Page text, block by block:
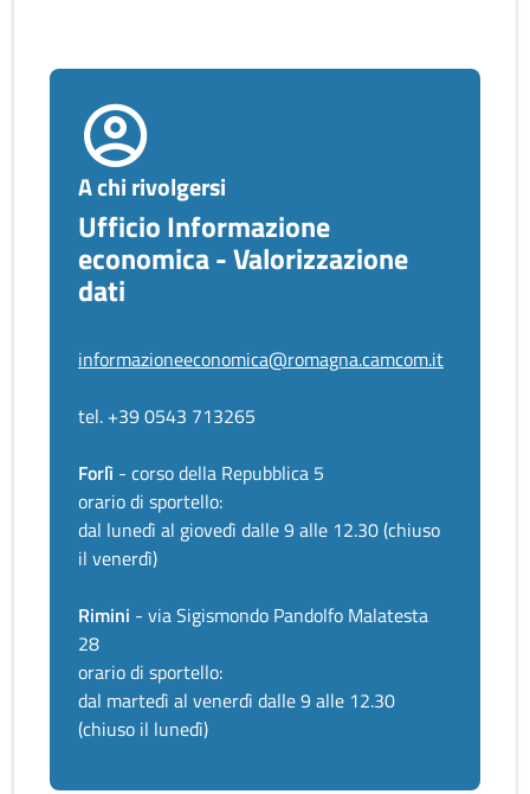
A chi rivolgersi
Ufficio Informazione
economica - Valorizzazione
dati
informazioneeconomica@romagna.camcom.it
tel. +39 0543 713265
Forlì - corso della Repubblica 5
orario di sportello:
dal lunedì al giovedì dalle 9 alle 12.30 (chiuso
il venerdì)
Rimini - via Sigismondo Pandolfo Malatesta
28
orario di sportello:
dal martedì al venerdì dalle 9 alle 12.30
(chiuso il lunedì)